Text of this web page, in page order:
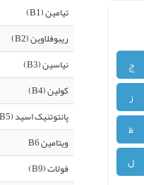
تیامین (B1)
ریبوفلاوین (B2)
نیاسین (B3)
کولین (B4)
پانتوتنیک اسید (B5)
ویتامین B6
فولات (B9)
ج
ز
ظ
ل